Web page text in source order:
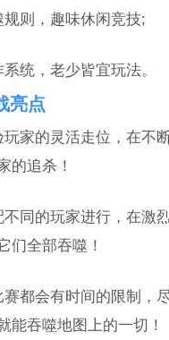
则，趣味休闲竞技;
统，老少皆宜玩法。
亮点
玩家的灵活走位，在不
的追杀！
不同的玩家进行，在激
们全部吞噬！
赛都会有时间的限制，
能吞噬地图上的一切！